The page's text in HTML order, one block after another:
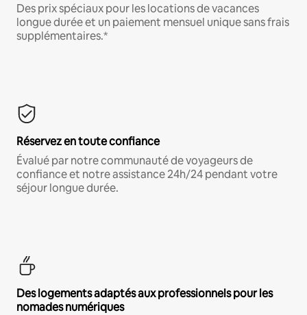
Des prix spéciaux pour les locations de vacances
longue durée et un paiement mensuel unique sans frais
supplémentaires.*
Réservez en toute confiance
Évalué par notre communauté de voyageurs de
confiance et notre assistance 24h/24 pendant votre
séjour longue durée.
Des logements adaptés aux professionnels pour les
nomades numériques